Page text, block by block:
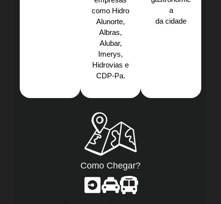
como Hidro
Alunorte,
Albras,
Alubar,
Imerys,
Hidrovias e
CDP-Pa.​
a
da cidade
Como Chegar?